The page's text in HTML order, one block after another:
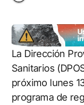
La Dirección Provincial de Obras y Servicios
Sanitarios
próximo lunes
programa de